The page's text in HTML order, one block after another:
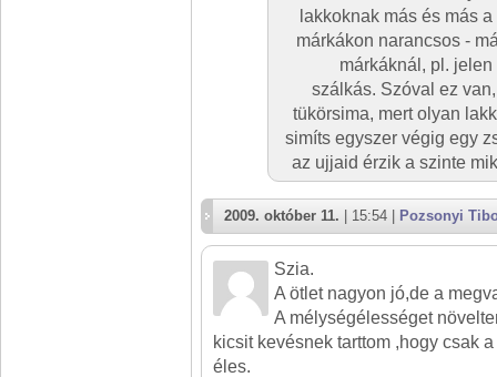
lakkoknak más és más
márkákon narancsos -
márkáknál, pl.
szálkás. Szóval ez
tükörsima, mert olyan
simíts egyszer végig egy
az ujjaid érzik a szinte
2009. október 11. | 15:54 | Pozsonyi
Szia.
A ötlet nagyon jó,de a
A mélységélességet
kicsit kevésnek tarttom ,hogy csak
éles.